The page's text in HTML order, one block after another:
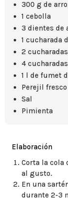
300 g de
1 cebolla
3 dientes de
1 cucharada
2
4
1 l de fumet
Perejil fresco
Sal
Pimienta
Elaboración
Corta la cola
al gusto.
En una
durante 2-3